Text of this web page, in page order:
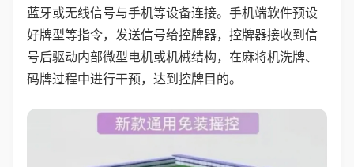
蓝牙或无线信号与手机等设备连接。手机端软件预设
好牌型等指令，发送信号给控牌器，控牌器接收到信
号后驱动内部微型电机或机械结构，在麻将机洗牌、
码牌过程中进行干预，达到控牌目的。